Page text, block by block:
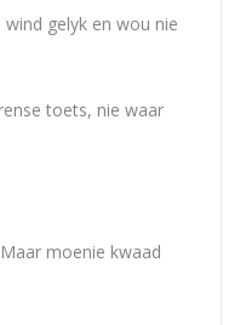
wind gelyk en wou nie
toets, nie waar
moenie kwaad